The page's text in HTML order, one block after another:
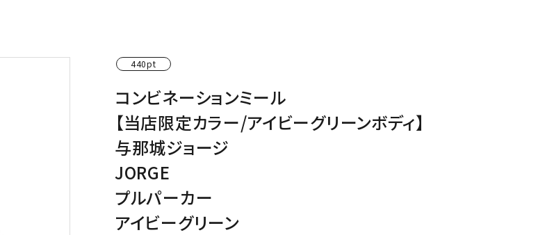
440pt
コンビネーションミール
【当店限定カラー/アイビーグリーンボディ】
与那城ジョージ
JORGE
プルパーカー
アイビーグリーン